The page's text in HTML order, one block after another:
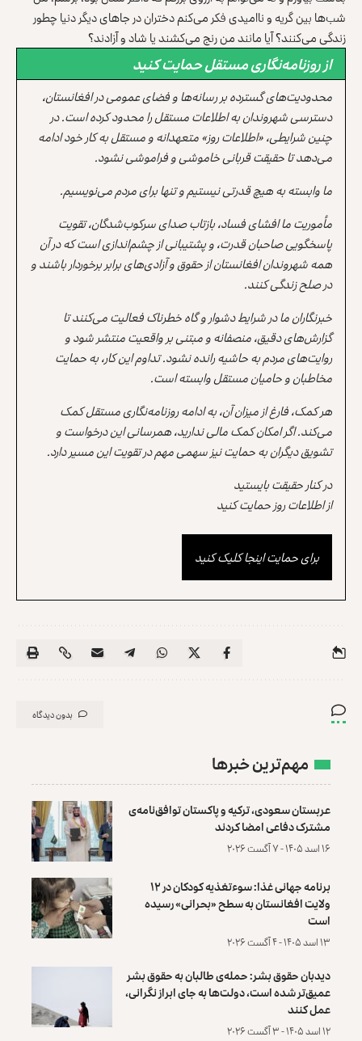
شب‌ها بین گریه و ناامیدی فکر می‌کنم دختران در جاهای دیگر دنیا چطور
زندگی می‌کنند؟ آیا مانند من رنج می‌کشند یا شاد و آزادند؟
از روزنامه‌نگاری مستقل حمایت کنید
محدودیت‌های گسترده بر رسانه‌ها و فضای عمومی در افغانستان،
دسترسی شهروندان به اطلاعات مستقل را محدود کرده است. در
چنین شرایطی، «اطلاعات روز» متعهدانه و مستقل به کار خود ادامه
می‌دهد تا حقیقت قربانی خاموشی و فراموشی نشود.
ما وابسته به هیچ قدرتی نیستیم و تنها برای مردم می‌نویسیم.
مأموریت ما افشای فساد، بازتاب صدای سرکوب‌شدگان، تقویت
پاسخگویی صاحبان قدرت، و پشتیبانی از چشم‌اندازی است که در آن
همه شهروندان افغانستان از حقوق و آزادی‌های برابر برخوردار باشند و
در صلح زندگی کنند.
خبرنگاران ما در شرایط دشوار و گاه خطرناک فعالیت می‌کنند تا
گزارش‌های دقیق، منصفانه و مبتنی بر واقعیت منتشر شود و
روایت‌های مردم به حاشیه رانده نشود. تداوم این کار، به حمایت
مخاطبان و حامیان مستقل وابسته است.
هر کمک، فارغ از میزان آن، به ادامه روزنامه‌نگاری مستقل کمک
می‌کند. اگر امکان کمک مالی ندارید، همرسانی این درخواست و
تشویق دیگران به حمایت نیز سهمی مهم در تقویت این مسیر دارد.
در کنار حقیقت بایستید
از اطلاعات روز حمایت کنید
برای حمایت اینجا کلیک کنید
بدون دیدگاه
مهم‌ترین خبرها
عربستان سعودی، ترکیه و پاکستان توافق‌نامه‌ی
مشترک دفاعی امضا کردند
۱۶ اسد ۱۴۰۵ - ۷ آگست ۲۰۲۶
برنامه جهانی غذا: سوءتغذیه کودکان در ۱۲
ولایت افغانستان به سطح «بحرانی» رسیده
است
۱۳ اسد ۱۴۰۵ - ۴ آگست ۲۰۲۶
دیدبان حقوق بشر: حمله‌ی طالبان به حقوق بشر
عمیق‌تر شده است، دولت‌ها به جای ابراز نگرانی،
عمل کنند
۱۲ اسد ۱۴۰۵ - ۳ آگست ۲۰۲۶